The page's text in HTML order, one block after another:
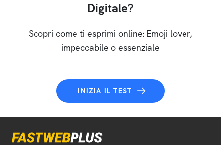
Digitale?
Scopri come ti esprimi online: Emoji lover,
impeccabile o essenziale
INIZIA IL TEST